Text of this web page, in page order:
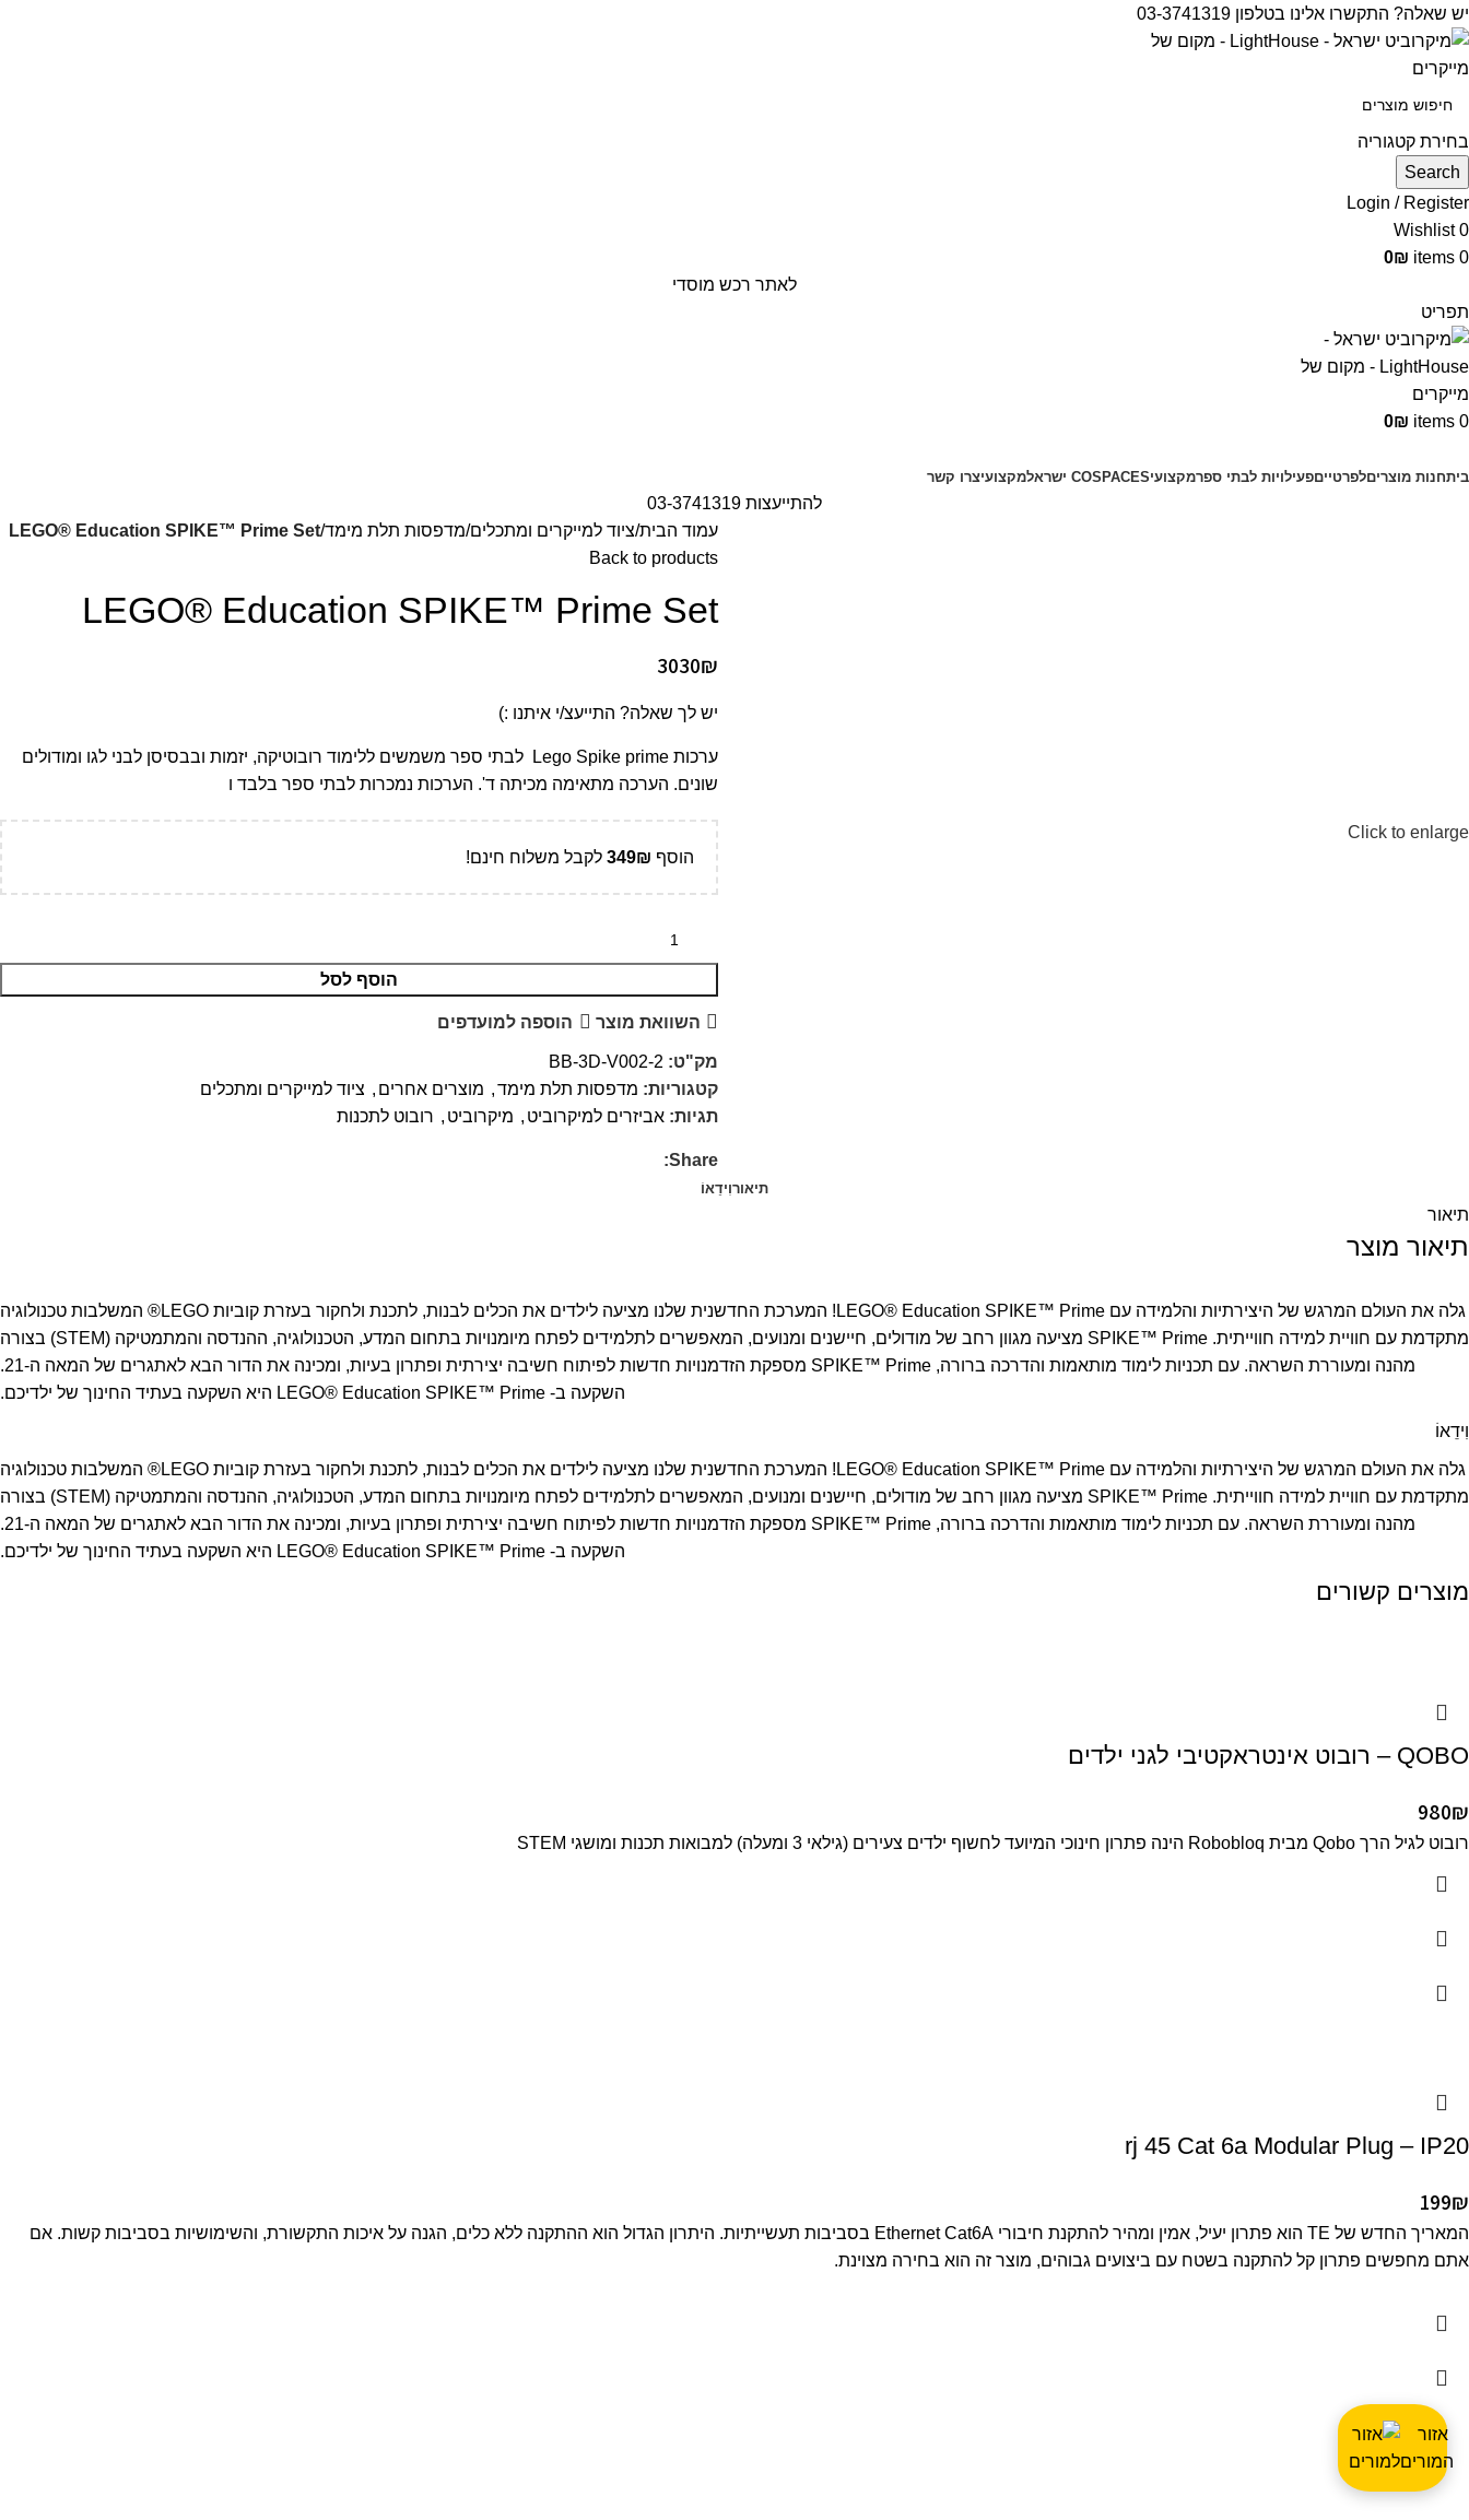
אזור
המורים
יש שאלה? התקשרו אלינו בטלפון 03-3741319
בחירת קטגוריה
Search
Login / Register
0
Wishlist
0
items
0₪
לאתר רכש מוסדי
תפריט
0
items
0₪
ביתחנות מוצריםלפרטייםפעילויות לבתי ספרמקצועיCOSPACES ישראל מקצועיצרו קשר
להתייעצות 03-3741319
Click to enlarge
עמוד הבית ציוד למייקרים ומתכלים מדפסות תלת מימד LEGO® Education SPIKE™ Prime Set
Back to products
LEGO® Education SPIKE™ Prime Set
3030₪
יש לך שאלה? התייעצ/י איתנו :)
ערכות Lego Spike prime לבתי ספר משמשים ללימוד רובוטיקה, יזמות ובבסיסן לבני לגו ומודולים
שונים. הערכה מתאימה מכיתה ד'. הערכות נמכרות לבתי ספר בלבד ו
הוסף 349₪ לקבל משלוח חינם!
הוסף לסל
השוואת מוצר הוספה למועדפים
מק"ט: BB-3D-V002-2
קטגוריות: מדפסות תלת מימד, מוצרים אחרים , ציוד למייקרים ומתכלים
תגיות: אביזרים למיקרוביט , מיקרוביט , רובוט לתכנות
Share:
תיאורוִידֵאוֹ
תיאור
תיאור מוצר
גלה את העולם המרגש של היצירתיות והלמידה עם LEGO® Education SPIKE™ Prime! המערכת החדשנית שלנו מציעה לילדים את הכלים לבנות, לתכנת ולחקור בעזרת קוביות LEGO® המשלבות טכנולוגיה
מתקדמת עם חוויית למידה חווייתית. SPIKE™ Prime מציעה מגוון רחב של מודולים, חיישנים ומנועים, המאפשרים לתלמידים לפתח מיומנויות בתחום המדע, הטכנולוגיה, ההנדסה והמתמטיקה (STEM) בצורה
מהנה ומעוררת השראה. עם תכניות לימוד מותאמות והדרכה ברורה, SPIKE™ Prime מספקת הזדמנויות חדשות לפיתוח חשיבה יצירתית ופתרון בעיות, ומכינה את הדור הבא לאתגרים של המאה ה-21.
השקעה ב- LEGO® Education SPIKE™ Prime היא השקעה בעתיד החינוך של ילדיכם.
וִידֵאוֹ
גלה את העולם המרגש של היצירתיות והלמידה עם LEGO® Education SPIKE™ Prime! המערכת החדשנית שלנו מציעה לילדים את הכלים לבנות, לתכנת ולחקור בעזרת קוביות LEGO® המשלבות טכנולוגיה
מתקדמת עם חוויית למידה חווייתית. SPIKE™ Prime מציעה מגוון רחב של מודולים, חיישנים ומנועים, המאפשרים לתלמידים לפתח מיומנויות בתחום המדע, הטכנולוגיה, ההנדסה והמתמטיקה (STEM) בצורה
מהנה ומעוררת השראה. עם תכניות לימוד מותאמות והדרכה ברורה, SPIKE™ Prime מספקת הזדמנויות חדשות לפיתוח חשיבה יצירתית ופתרון בעיות, ומכינה את הדור הבא לאתגרים של המאה ה-21.
השקעה ב- LEGO® Education SPIKE™ Prime היא השקעה בעתיד החינוך של ילדיכם.
מוצרים קשורים
QOBO – רובוט אינטראקטיבי לגני ילדים
980₪
רובוט לגיל הרך Qobo מבית Robobloq הינה פתרון חינוכי המיועד לחשוף ילדים צעירים (גילאי 3 ומעלה) למבואות תכנות ומושגי STEM
rj 45 Cat 6a Modular Plug – IP20
199₪
המאריך החדש של TE הוא פתרון יעיל, אמין ומהיר להתקנת חיבורי Ethernet Cat6A בסביבות תעשייתיות. היתרון הגדול הוא ההתקנה ללא כלים, הגנה על איכות התקשורת, והשימושיות בסביבות קשות. אם
אתם מחפשים פתרון קל להתקנה בשטח עם ביצועים גבוהים, מוצר זה הוא בחירה מצוינת.